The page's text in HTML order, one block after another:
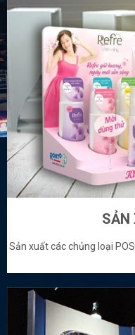
SẢN
Sản xuất các chủng loại